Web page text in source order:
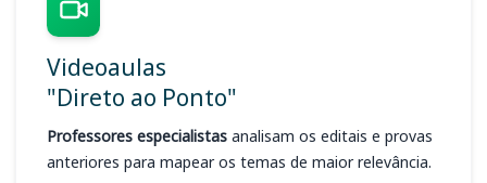
Videoaulas
"Direto ao Ponto"
Professores especialistas analisam os editais e provas
anteriores para mapear os temas de maior relevância.